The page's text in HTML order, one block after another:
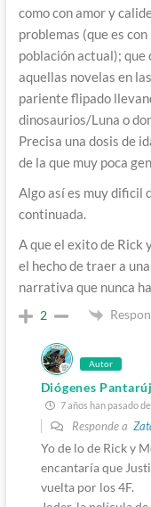
como con amor y
problemas (que es
población actual); que
aquellas novelas en
pariente flipado
dinosaurios/Luna o
Precisa una dosis de
de la que muy poca
Algo así es muy dificil
continuada.
A que el exito de Rick
el hecho de traer a
narrativa que nunca
2
Autor
Diógenes
7 años han pasado
Responde a
Yo de lo de Rick y
encantaría que
vuelta por los 4F.